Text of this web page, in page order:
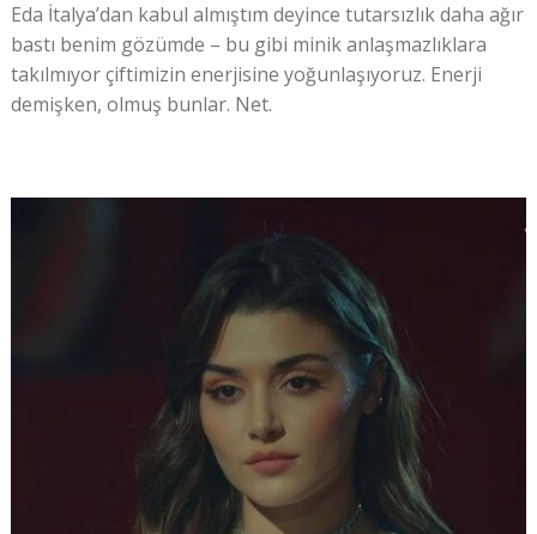
Eda İtalya’dan kabul almıştım deyince tutarsızlık daha ağır
bastı benim gözümde – bu gibi minik anlaşmazlıklara
takılmıyor çiftimizin enerjisine yoğunlaşıyoruz. Enerji
demişken, olmuş bunlar. Net.